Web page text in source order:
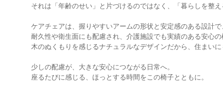
それは「年齢のせい」と片づけるのではなく、「暮らしを整え
ケアチェアは、握りやすいアームの形状と安定感のある設計
耐久性や衛生面にも配慮され、介護施設でも実績のある安心の
木のぬくもりを感じるナチュラルなデザインだから、住まいに
少しの配慮が、大きな安心につながる日常へ。
座るたびに感じる、ほっとする時間をこの椅子とともに。